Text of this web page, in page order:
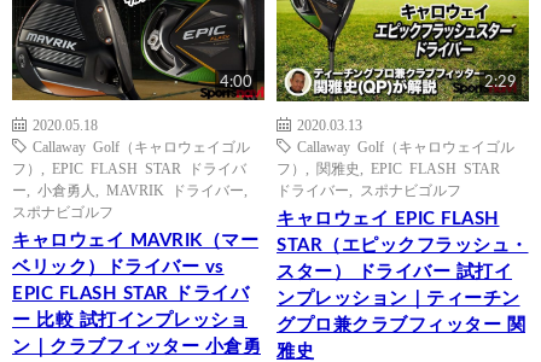
4:00
2020.05.18
Callaway Golf（キャロウェイゴル
フ）
EPIC FLASH STAR ドライバ
ー
小倉勇人 MAVRIK ドライバー
スポナビゴルフ
キャロウェイ MAVRIK（マー
ベリック）ドライバー vs
EPIC FLASH STAR ドライバ
ー 比較 試打インプレッショ
ン｜クラブフィッター 小倉勇
2:29
2020.03.13
Callaway Golf（キャロウェイゴル
フ）
関雅史
EPIC FLASH STAR
ドライバー
スポナビゴルフ
キャロウェイ EPIC FLASH
STAR（エピックフラッシュ・
スター） ドライバー 試打イ
ンプレッション｜ティーチン
グプロ兼クラブフィッター 関
雅史